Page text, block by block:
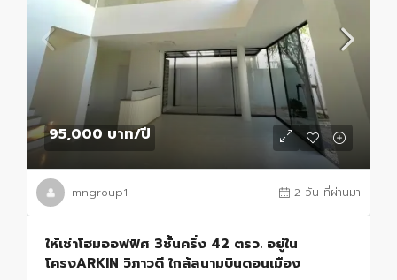
95,000 บาท/ปี
mngroup1 2 วัน ที่ผ่านมา
ให้เช่าโฮมออฟฟิศ 3ชั้นครึ่ง 42 ตรว. อยู่ใน
โครงARKIN วิภาวดี ใกล้สนามบินดอนเมือง